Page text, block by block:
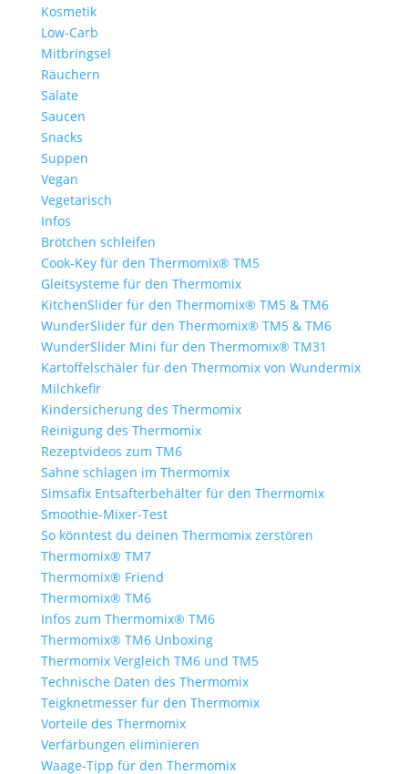
Kosmetik
Low-Carb
Mitbringsel
Räuchern
Salate
Saucen
Snacks
Suppen
Vegan
Vegetarisch
Infos
Brötchen schleifen
Cook-Key für den Thermomix® TM5
Gleitsysteme für den Thermomix
KitchenSlider für den Thermomix® TM5 & TM6
WunderSlider für den Thermomix® TM5 & TM6
WunderSlider Mini für den Thermomix® TM31
Kartoffelschäler für den Thermomix von Wundermix
Milchkefir
Kindersicherung des Thermomix
Reinigung des Thermomix
Rezeptvideos zum TM6
Sahne schlagen im Thermomix
Simsafix Entsafterbehälter für den Thermomix
Smoothie-Mixer-Test
So könntest du deinen Thermomix zerstören
Thermomix® TM7
Thermomix® Friend
Thermomix® TM6
Infos zum Thermomix® TM6
Thermomix® TM6 Unboxing
Thermomix Vergleich TM6 und TM5
Technische Daten des Thermomix
Teigknetmesser für den Thermomix
Vorteile des Thermomix
Verfärbungen eliminieren
Waage-Tipp für den Thermomix